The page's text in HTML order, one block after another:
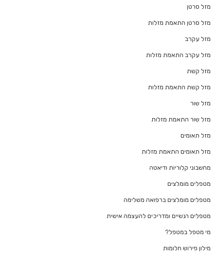
מזל סרטן
מזל סרטן התאמת מזלות
מזל עקרב
מזל עקרב התאמת מזלות
מזל קשת
מזל קשת התאמת מזלות
מזל שור
מזל שור התאמת מזלות
מזל תאומים
מזל תאומים התאמת מזלות
מחשבוני קלוריות ודיאטה
מטפלים מומלצים
מטפלים מומלצים ברפואה משלימה
מטפלים רגשיים ומדריכים להעצמה אישית
מי מטפל במטפל?
מילון פירוש חלומות